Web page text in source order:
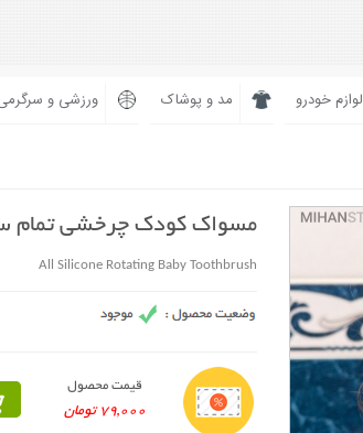
لوازم خودرو مد و پوشاک ورزشی و
مسواک کودک چرخشی تمام
All Silicone Rotating Baby Toothbrush
قیمت محصول
79,000 تومان